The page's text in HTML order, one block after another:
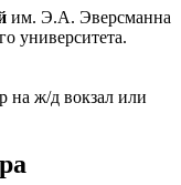
им. Э.А. Эверсманна
университета.
на ж/д вокзал или